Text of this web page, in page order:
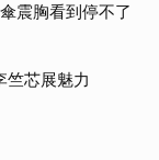
震胸看到停不了
芯展魅力